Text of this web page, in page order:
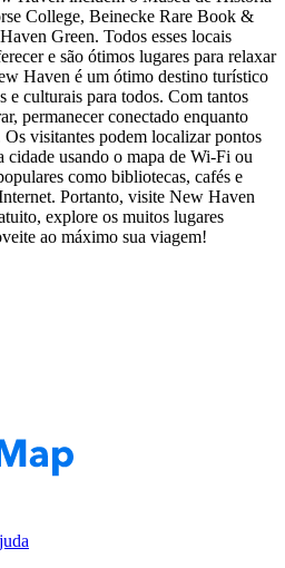
College, Beinecke Rare Book &
Green. Todos esses locais
e são ótimos lugares para relaxar
Haven é um ótimo destino turístico
e culturais para todos. Com tantos
permanecer conectado enquanto
visitantes podem localizar pontos
usando o mapa de Wi-Fi ou
como bibliotecas, cafés e
Portanto, visite New Haven
explore os muitos lugares
ao máximo sua viagem!